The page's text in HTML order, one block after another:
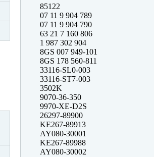
85122
07 11 9 904 789
07 11 9 904 790
63 21 7 160 806
1 987 302 904
8GS 007 949-101
8GS 178 560-811
33116-SL0-003
33116-ST7-003
3502K
9070-36-350
9970-XE-D2S
26297-89900
KE267-89913
AY080-30001
KE267-89988
AY080-30002